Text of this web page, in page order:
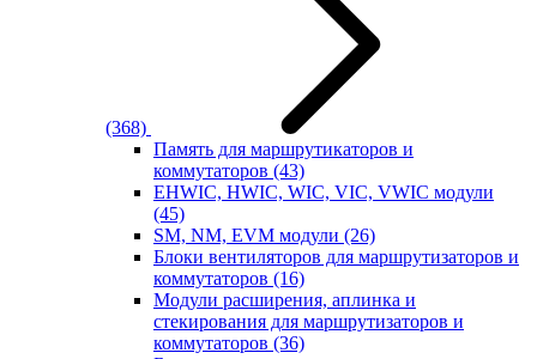
(368)
Память для маршрутикаторов и
коммутаторов (43)
EHWIC, HWIC, WIC, VIC, VWIC модули
(45)
SM, NM, EVM модули (26)
Блоки вентиляторов для маршрутизаторов и
коммутаторов (16)
Модули расширения, аплинка и
стекирования для маршрутизаторов и
коммутаторов (36)